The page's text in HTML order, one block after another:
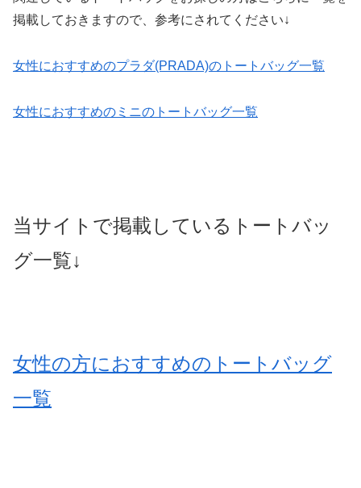
掲載しておきますので、参考にされてください↓
女性におすすめのプラダ(PRADA)のトートバッグ一覧
女性におすすめのミニのトートバッグ一覧
当サイトで掲載しているトートバッ
グ一覧↓
女性の方におすすめのトートバッグ
一覧